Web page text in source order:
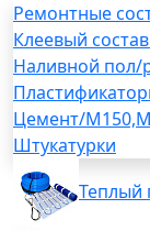
Ремонтные
Клеевый
Наливной пол/
Цемент/
Штукатурки
Теплый